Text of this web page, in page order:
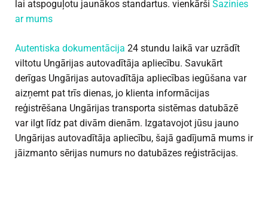
lai atspoguļotu jaunākos standartus. vienkārši Sazinies
ar mums
Autentiska dokumentācija 24 stundu laikā var uzrādīt
viltotu Ungārijas autovadītāja apliecību. Savukārt
derīgas Ungārijas autovadītāja apliecības iegūšana var
aizņemt pat trīs dienas, jo klienta informācijas
reģistrēšana Ungārijas transporta sistēmas datubāzē
var ilgt līdz pat divām dienām. Izgatavojot jūsu jauno
Ungārijas autovadītāja apliecību, šajā gadījumā mums ir
jāizmanto sērijas numurs no datubāzes reģistrācijas.